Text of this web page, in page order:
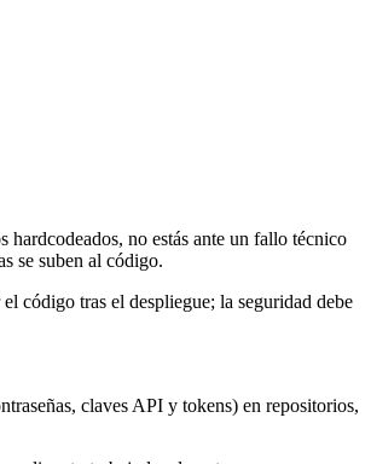
no estás ante un fallo técnico
se suben al código.
código tras el despliegue; la seguridad debe
claves API y tokens) en repositorios,